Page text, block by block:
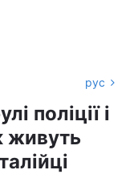
рус
поліції і
живуть